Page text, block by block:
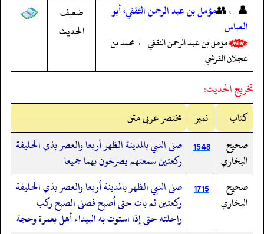
👤←👥مؤمل بن عبد الرحمن الثقفي، أبو
العباس
مؤمل بن عبد الرحمن الثقفي ← محمد بن
عجلان القرشي
ضعيف
الحديث
تخريج الحديث:
کتاب
نمبر
مختصر عربی متن
صحيح
البخاري
1548 صلى النبي بالمدينة الظهر أربعا والعصر بذي الحليفة
ركعتين سمعتهم يصرخون بهما جميعا
صحيح
البخاري
1715
صلى النبي الظهر بالمدينة أربعا والعصر بذي الحليفة
ركعتين ثم بات حتى أصبح فصلى الصبح ركب
راحلته حتى إذا استوت به البيداء أهل بعمرة وحجة